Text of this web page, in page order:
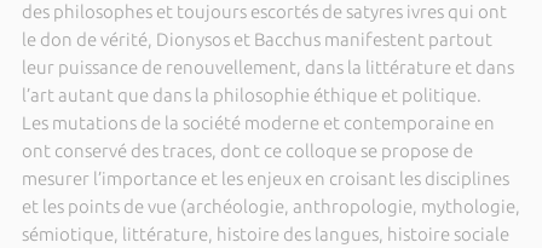
des philosophes et toujours escortés de satyres ivres qui ont
le don de vérité, Dionysos et Bacchus manifestent partout
leur puissance de renouvellement, dans la littérature et dans
l’art autant que dans la philosophie éthique et politique.
Les mutations de la société moderne et contemporaine en
ont conservé des traces, dont ce colloque se propose de
mesurer l’importance et les enjeux en croisant les disciplines
et les points de vue (archéologie, anthropologie, mythologie,
sémiotique, littérature, histoire des langues, histoire sociale